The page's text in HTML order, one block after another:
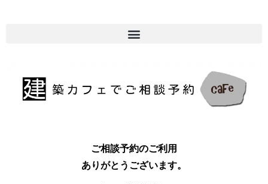
ご相談予約のご利用
ありがとうございます。